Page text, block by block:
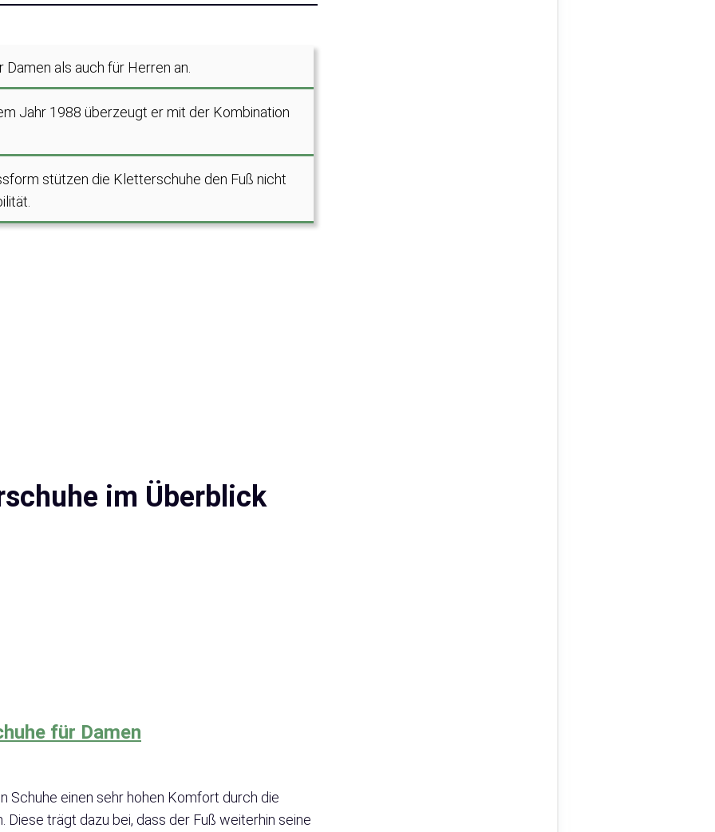
als auch für Herren an.
Jahr 1988 überzeugt er mit der Kombination
stützen die Kletterschuhe den Fuß nicht
im Überblick
für Damen
Schuhe einen sehr hohen Komfort durch die
trägt dazu bei, dass der Fuß weiterhin seine